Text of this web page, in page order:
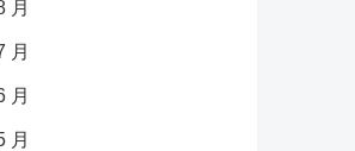
月
月
月
月